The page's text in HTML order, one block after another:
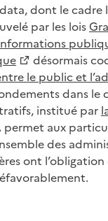
dont le cadre
par les lois
désormais
le public et
dans le
institué par
permet aux
des
ont